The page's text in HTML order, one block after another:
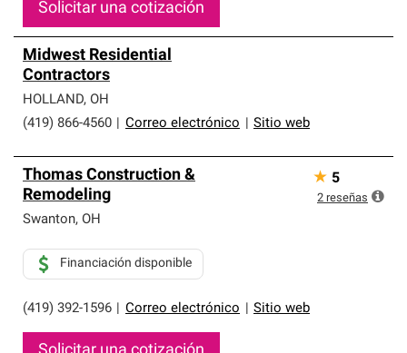
Solicitar una cotización
Midwest Residential
Contractors
HOLLAND, OH
(419) 866-4560
Correo electrónico Sitio web
Thomas Construction &
Remodeling
Swanton, OH
(419) 392-1596 Correo electrónico Sitio web
Financiación disponible
★ 5
2 reseñas